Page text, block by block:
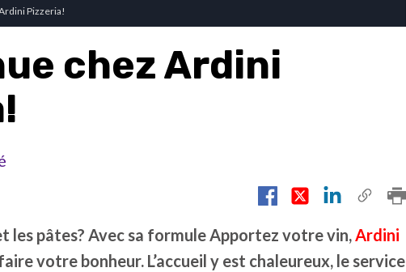
Pizzeria!
chez Ardini
les pâtes? Avec sa formule Apportez votre vin,Ardini
votre bonheur. L’accueil y est chaleureux, le service